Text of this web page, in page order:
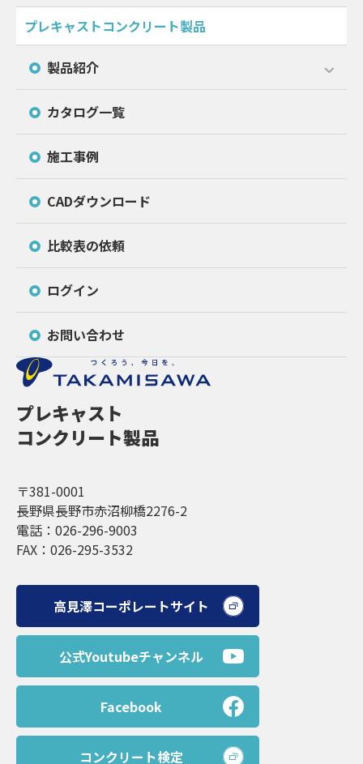
プレキャスト
コンクリート製品
〒381-0001
長野県長野市赤沼柳橋2276-2
電話：026-296-9003
FAX：026-295-3532
高見澤コーポレートサイト
公式Youtubeチャンネル
Facebook
コンクリート検定
プレキャストコンクリート製品
製品紹介
カタログ一覧
施工事例
CADダウンロード
比較表の依頼
ログイン
お問い合わせ